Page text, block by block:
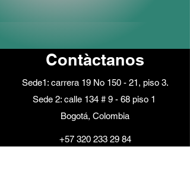
Contàctanos
Sede1: carrera 19 No 150 - 21, piso 3.
Sede 2: calle 134 # 9 - 68 piso 1
Bogotá, Colombia
+57 320 233 29 84